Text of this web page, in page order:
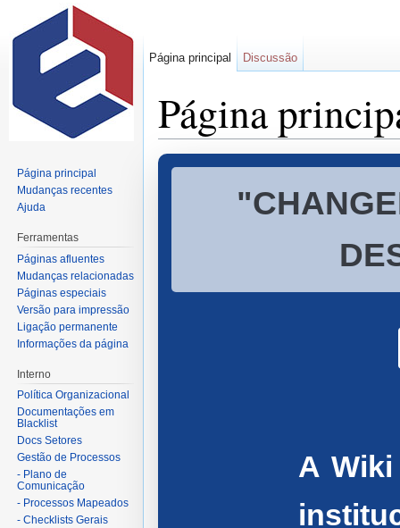
Página
A
Página principal Discussão
Página principal
Mudanças recentes
Ajuda
Ferramentas
Páginas afluentes
Mudanças relacionadas
Páginas especiais
Versão para impressão
Ligação permanente
Informações da página
Interno
Política Organizacional
Documentações em
Blacklist
Docs Setores
Gestão de Processos
- Plano de
Comunicação
- Processos Mapeados
- Checklists Gerais